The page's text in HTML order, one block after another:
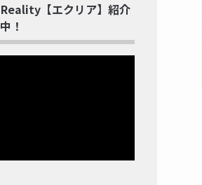
【エクリア】紹介
！